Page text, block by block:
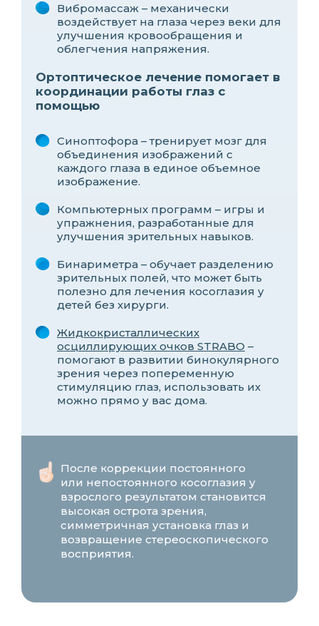
Вибромассаж – механически
воздействует на глаза через веки для
улучшения кровообращения и
облегчения напряжения.
Ортоптическое лечение помогает в
координации работы глаз с
помощью
Синоптофора – тренирует мозг для
объединения изображений с
каждого глаза в единое объемное
изображение.
Компьютерных программ – игры и
упражнения, разработанные для
улучшения зрительных навыков.
Бинариметра – обучает разделению
зрительных полей, что может быть
полезно для лечения косоглазия у
детей без хирурги.
Жидкокристаллических
осциллирующих очков STRABO –
помогают в развитии бинокулярного
зрения через попеременную
стимуляцию глаз, использовать их
можно прямо у вас дома.
После коррекции постоянного
или непостоянного косоглазия у
взрослого результатом становится
высокая острота зрения,
симметричная установка глаз и
возвращение стереоскопического
восприятия.